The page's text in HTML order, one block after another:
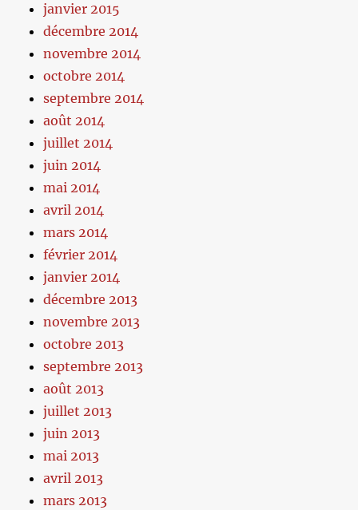
janvier 2015
décembre 2014
novembre 2014
octobre 2014
septembre 2014
août 2014
juillet 2014
juin 2014
mai 2014
avril 2014
mars 2014
février 2014
janvier 2014
décembre 2013
novembre 2013
octobre 2013
septembre 2013
août 2013
juillet 2013
juin 2013
mai 2013
avril 2013
mars 2013